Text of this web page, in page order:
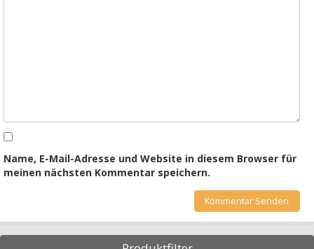
Name, E-Mail-Adresse und Website in diesem Browser für
meinen nächsten Kommentar speichern.